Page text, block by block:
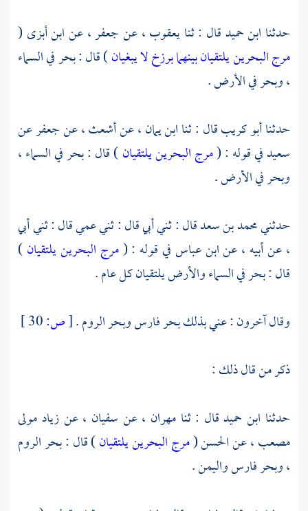
حدثنا ابن حميدقال : ثنايعقوب، عنجعفر، عنابن أبزى (
مرج البحرين يلتقيان بينهما برزخ لا يبغيان) قال : بحر في السماء
، وبحر في الأرض .
حدثناأبو كريبقال : ثناابن يمان، عنأشعث، عنجعفرعن
سعيدفي قوله : (مرج البحرين يلتقيان) قال : بحر في السماء ،
وبحر في الأرض .
حدثنيمحمد بن سعدقال : ثني أبي قال : ثني عمي قال : ثني أبي
، عن أبيه ، عنابن عباسفي قوله : (مرج البحرين يلتقيان)
قال : بحر في السماء والأرض يلتقيان كل عام .
وقال آخرون : عني بذلكبحر فارسوبحر الروم.
[ص:
ذكر من قال ذلك :
حدثنا ابن حميدقال : ثنامهران ، عن سفيان ، عنزياد مولى
مصعب، عنالحسن(مرج البحرين يلتقيان) قال :بحر الروم
،وبحر فارسواليمن.